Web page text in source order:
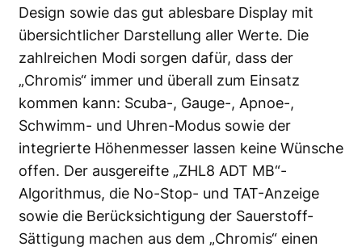
Design sowie das gut ablesbare Display mit
übersichtlicher Darstellung aller Werte. Die
zahlreichen Modi sorgen dafür, dass der
„Chromis“ immer und überall zum Einsatz
kommen kann: Scuba-, Gauge-, Apnoe-,
Schwimm- und Uhren-Modus sowie der
integrierte Höhenmesser lassen keine Wünsche
offen. Der ausgereifte „ZHL8 ADT MB“-
Algorithmus, die No-Stop- und TAT-Anzeige
sowie die Berücksichtigung der Sauerstoff-
Sättigung machen aus dem „Chromis“ einen